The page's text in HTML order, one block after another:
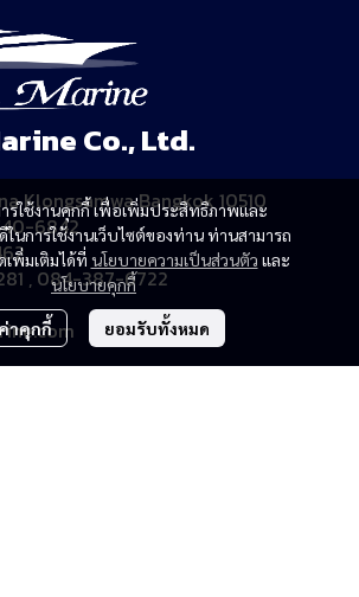
รใช้งานคุกกี้ เพื่อเพิ่มประสิทธิภาพและ
นการใช้งานเว็บไซต์ของท่าน ท่านสามารถ
เพิ่มเติมได้ที่ นโยบายความเป็นส่วนตัว และ
นโยบายคุกกี้
าคุกกี้ ยอมรับทั้งหมด
Co., Ltd.
Klongsamwa Bangkok 10510
6842
, 084-387-6722